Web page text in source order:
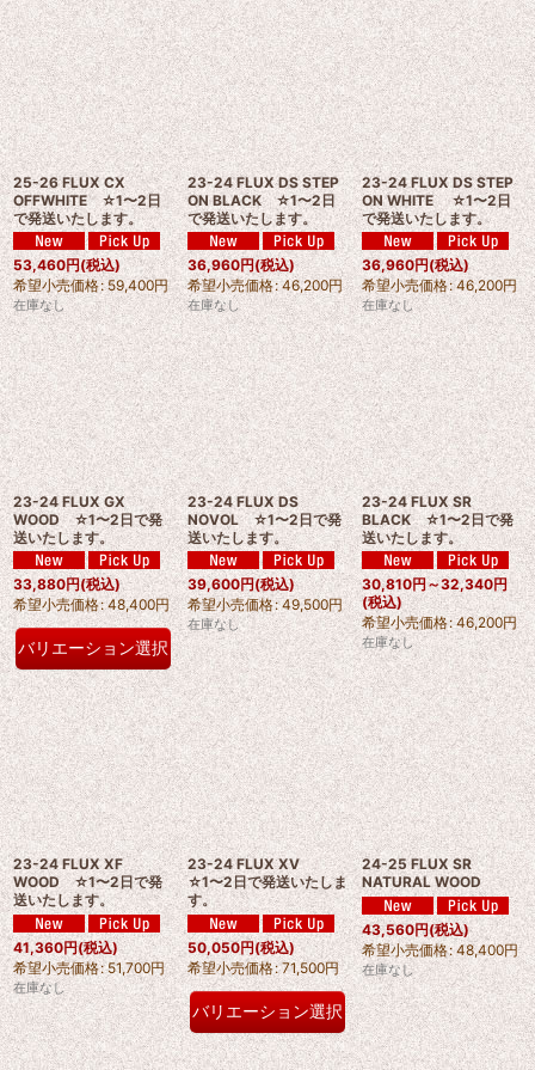
25-26 FLUX CX
OFFWHITE ☆1〜2日
で発送いたします。
53,460円(税込)
希望小売価格: 59,400円
在庫なし
23-24 FLUX DS STEP
ON BLACK ☆1〜2日
で発送いたします。
36,960円(税込)
希望小売価格: 46,200円
在庫なし
23-24 FLUX DS STEP
ON WHITE ☆1〜2日
で発送いたします。
36,960円(税込)
希望小売価格: 46,200円
在庫なし
23-24 FLUX GX
WOOD ☆1〜2日で発
送いたします。
33,880円(税込)
希望小売価格: 48,400円
バリエーション選択
23-24 FLUX DS
NOVOL ☆1〜2日で発
送いたします。
39,600円(税込)
希望小売価格: 49,500円
在庫なし
23-24 FLUX SR
BLACK ☆1〜2日で発
送いたします。
30,810円～32,340円
(税込)
希望小売価格: 46,200円
在庫なし
23-24 FLUX XF
WOOD ☆1〜2日で発
送いたします。
41,360円(税込)
希望小売価格: 51,700円
在庫なし
23-24 FLUX XV
☆1〜2日で発送いたしま
す。
50,050円(税込)
希望小売価格: 71,500円
バリエーション選択
24-25 FLUX SR
NATURAL WOOD
43,560円(税込)
希望小売価格: 48,400円
在庫なし